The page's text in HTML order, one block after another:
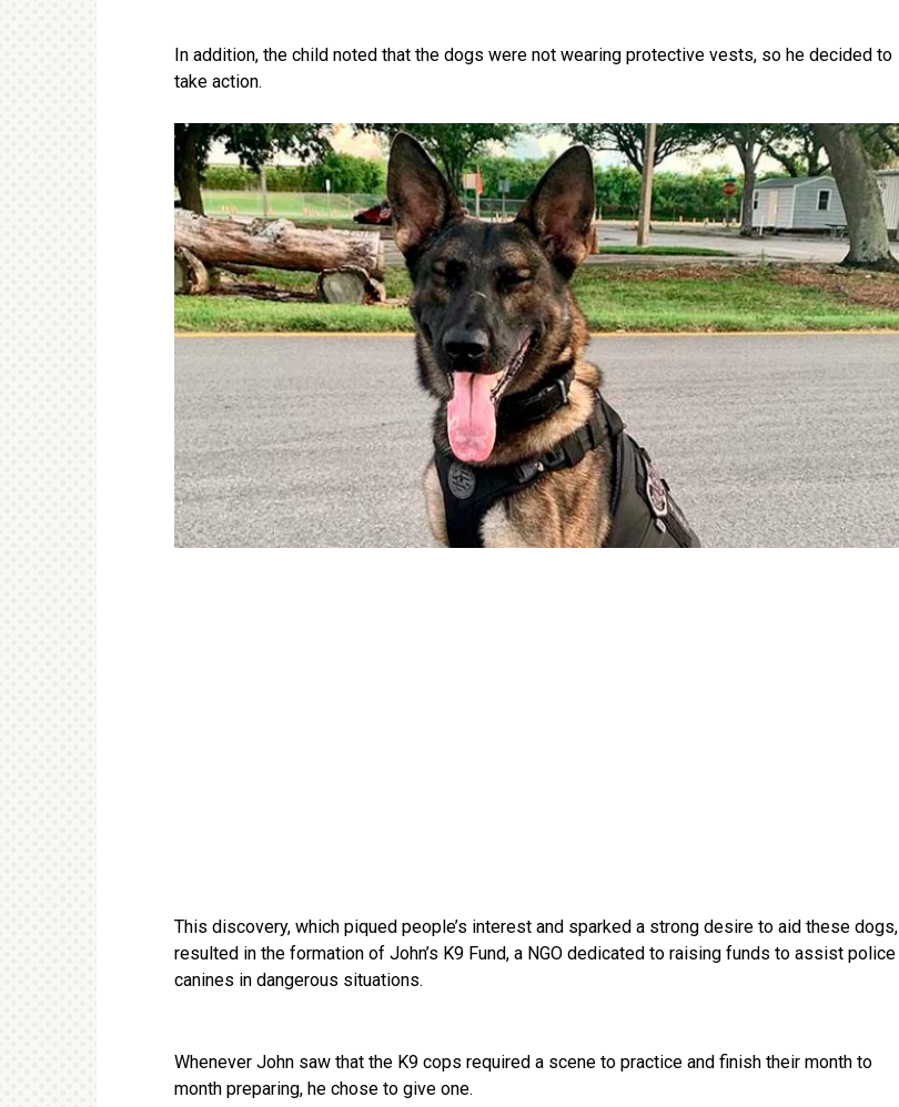
In addition, the child noted that the dogs were not wearing protective vests, so he decided to
take action.
This discovery, which piqued people’s interest and sparked a strong desire to aid these dogs,
resulted in the formation of John’s K9 Fund, a NGO dedicated to raising funds to assist police
canines in dangerous situations.
Whenever John saw that the K9 cops required a scene to practice and finish their month to
month preparing, he chose to give one.